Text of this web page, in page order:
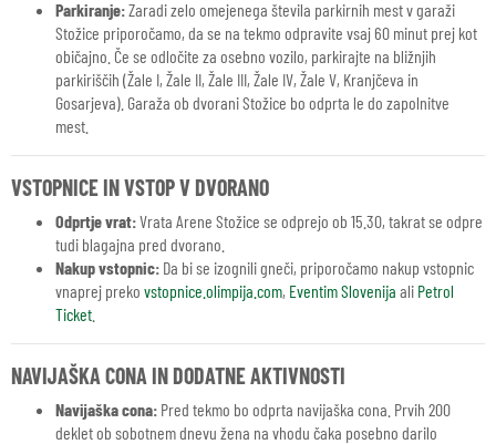
Parkiranje:Zaradi zelo omejenega števila parkirnih mest v garaži
Stožice priporočamo, da se na tekmo odpravite vsaj 60 minut prej kot
običajno. Če se odločite za osebno vozilo, parkirajte na bližnjih
parkiriščih (Žale I, Žale II, Žale III, Žale IV, Žale V, Kranjčeva in
Gosarjeva). Garaža ob dvorani Stožice bo odprta le do zapolnitve
mest.
VSTOPNICE IN VSTOP V DVORANO
Odprtje vrat:Vrata Arene Stožice se odprejo ob 15.30, takrat se odpre
tudi blagajna pred dvorano.
Nakup vstopnic: Da bi se izognili gneči, priporočamo nakup vstopnic
vnaprej preko vstopnice.olimpija.com, Eventim Slovenija ali Petrol
Ticket
NAVIJAŠKA CONA IN DODATNE AKTIVNOSTI
Navijaška cona: Pred tekmo bo odprta navijaška cona. Prvih 200
deklet ob sobotnem dnevu žena na vhodu čaka posebno darilo